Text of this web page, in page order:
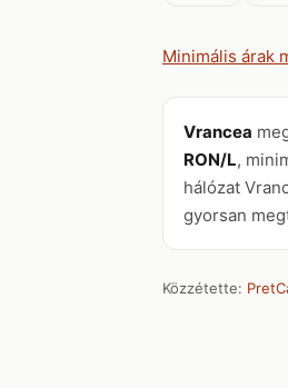
Minimális árak
Vrancea
RON/L,
hálózat
gyorsan
Közzétette: